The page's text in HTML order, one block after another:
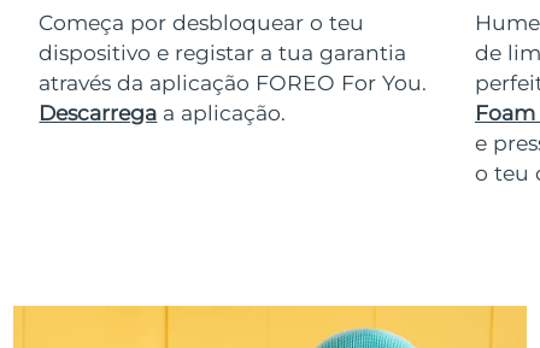
Começa por desbloquear o teu
dispositivo e registar a tua garantia
através da aplicação FOREO For You.
Descarrega a aplicação.
de
Foam
e
o teu